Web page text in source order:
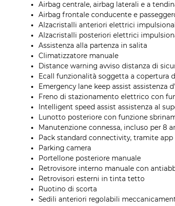
Airbag centrale, airbag laterali e a
Airbag frontale conducente e
Alzacristalli anteriori elettrici
Alzacristalli posteriori elettrici
Assistenza alla partenza in salita
Climatizzatore manuale
Distance warning avviso distanza di
Ecall funzionalità soggetta a copertura
Emergency lane keep assist assistenza
Freno di stazionamento elettrico con
Intelligent speed assist assistenza al
Lunotto posteriore con funzione
Manutenzione connessa, incluso per 8
Pack standard connectivity, tramite app
Parking camera
Portellone posteriore manuale
Retrovisore interno manuale con
Retrovisori esterni in tinta tetto
Ruotino di scorta
Sedili anteriori regolabili